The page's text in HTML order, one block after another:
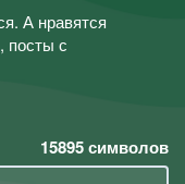
А нравятся
посты с
15895символов